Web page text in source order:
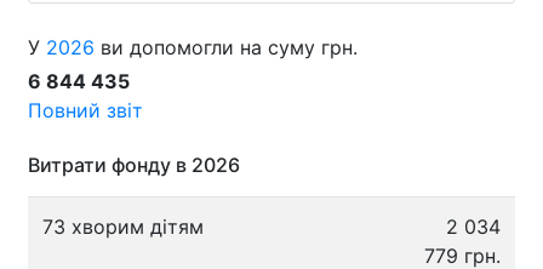
У 2026 ви допомогли на суму грн.
6 844 435
Повний звіт
Витрати фонду в 2026
73 хворим дітям
2 034
779 грн.